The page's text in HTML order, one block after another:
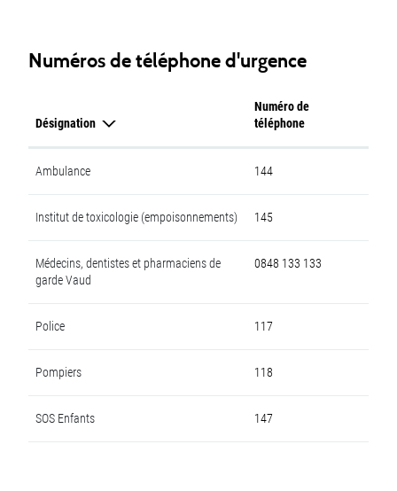
Numéros de téléphone d'urgence
Désignation
Numéro de
téléphone
Ambulance 144
Institut de toxicologie (empoisonnements) 145
Médecins, dentistes et pharmaciens de
garde Vaud
0848 133 133
Police 117
Pompiers 118
SOS Enfants 147